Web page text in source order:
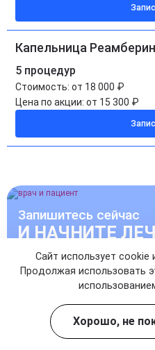
Капельница
5 процедур
Стоимость: от 18 000 ₽
Цена по акции: от 15 300 ₽
Запишитесь сейчас
И НАЧНИТЕ
УЖЕ
Записаться на
Сайт использует cookie
Продолжая использовать
Хорошо, не